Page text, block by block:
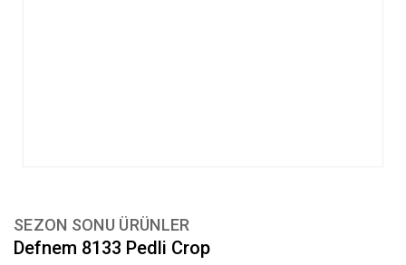
SEZON SONU ÜRÜNLER
Defnem 8133 Pedli Crop